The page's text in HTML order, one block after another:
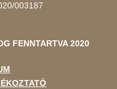
003187
FENNTARTVA 2020